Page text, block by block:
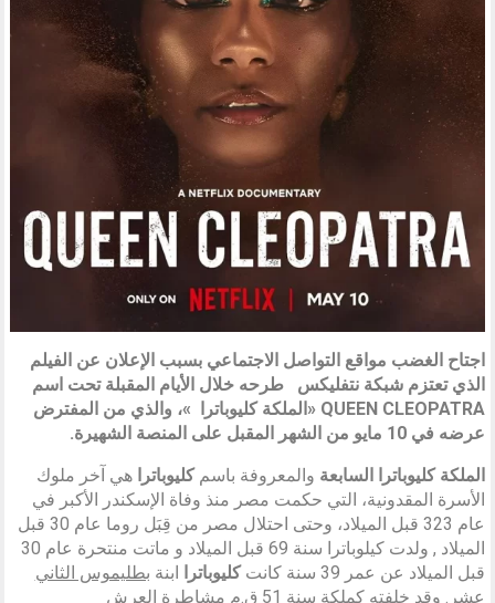
اجتاح الغضب مواقع التواصل الاجتماعي بسبب الإعلان عن الفيلم
الذي تعتزم شبكة نتفليكس
طرحه خلال الأيام المقبلة تحت اسم
QUEEN CLEOPATRA «الملكة كليوباترا »، والذي من المفترض
عرضه في 10 مايو من الشهر المقبل على المنصة الشهيرة.
الملكة كليوباترا السابعة والمعروفة باسمكليوباترا هي آخر ملوك
الأسرة المقدونية، التي حكمت مصر منذ وفاة الإسكندر الأكبر في
عام 323 قبل الميلاد، وحتى احتلال مصر من قِبَل روما عام 30 قبل
الميلاد , ولدت كيلوباترا سنة 69 قبل الميلاد و ماتت منتحرة عام 30
قبل الميلاد عن عمر 39 سنة كانت
كليوباترا ابنة بطليموس الثاني
عشر
. وقد خلفته كملكة سنة 51 ق.م مشاطرة العرش